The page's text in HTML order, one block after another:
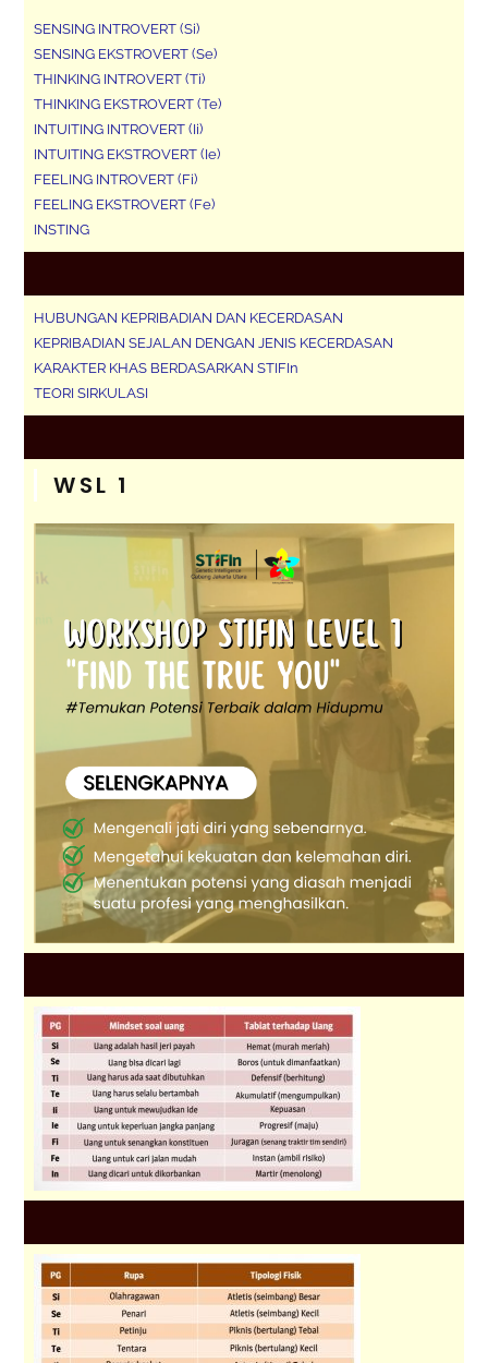
SENSING INTROVERT (Si)
SENSING EKSTROVERT (Se)
THINKING INTROVERT (Ti)
THINKING EKSTROVERT (Te)
INTUITING INTROVERT (Ii)
INTUITING EKSTROVERT (Ie)
FEELING INTROVERT (Fi)
FEELING EKSTROVERT (Fe)
INSTING
HUBUNGAN KEPRIBADIAN DAN KECERDASAN
KEPRIBADIAN SEJALAN DENGAN JENIS KECERDASAN
KARAKTER KHAS BERDASARKAN STIFIn
TEORI SIRKULASI
WSL 1